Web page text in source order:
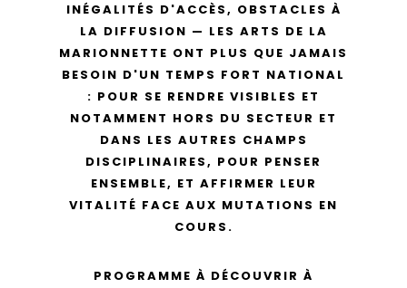
INÉGALITÉS D'ACCÈS, OBSTACLES À
LA DIFFUSION — LES ARTS DE LA
MARIONNETTE ONT PLUS QUE JAMAIS
BESOIN D'UN TEMPS FORT NATIONAL
: POUR SE RENDRE VISIBLES ET
NOTAMMENT HORS DU SECTEUR ET
DANS LES AUTRES CHAMPS
DISCIPLINAIRES, POUR PENSER
ENSEMBLE, ET AFFIRMER LEUR
VITALITÉ FACE AUX MUTATIONS EN
COURS.
PROGRAMME À DÉCOUVRIR À